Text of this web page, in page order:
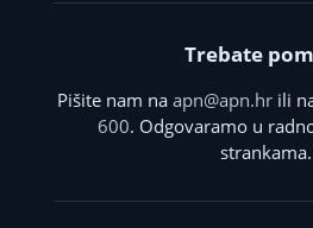
Trebate
Pišite nam na apn@apn.hrili
600. Odgovaramo u
strankama.